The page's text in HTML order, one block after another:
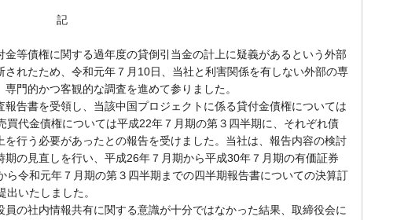
記
等債権に関する過年度の貸倒引当金の計上に疑義があるという外部
れたため、令和元年７月10日、当社と利害関係を有しない外部の専
門的かつ客観的な調査を進めて参りました。
告書を受領し、当該中国プロジェクトに係る貸付金債権については
代金債権については平成22年７月期の第３四半期に、それぞれ債
行う必要があったとの報告を受けました。当社は、報告内容の検討
の見直しを行い、平成26年７月期から平成30年７月期の有価証券
令和元年７月期の第３四半期までの四半期報告書についての決算訂
いたしました。
の社内情報共有に関する意識が十分ではなかった結果、取締役会に